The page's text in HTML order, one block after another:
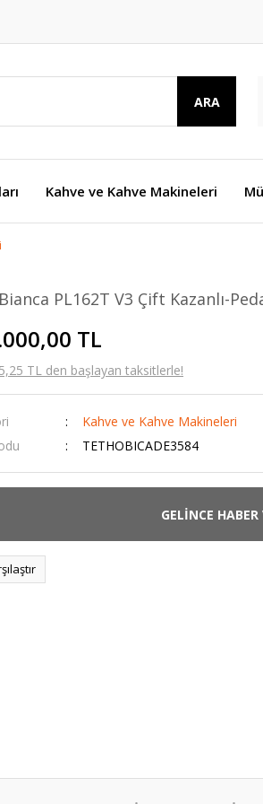
ARA
Kahve ve Kahve Makineleri
PL162T V3 Çift Kazanlı-
TL
TL den başlayan taksitlerle!
Kahve ve Kahve Makineleri
TETHOBICADE3584
GELİNCE HABER